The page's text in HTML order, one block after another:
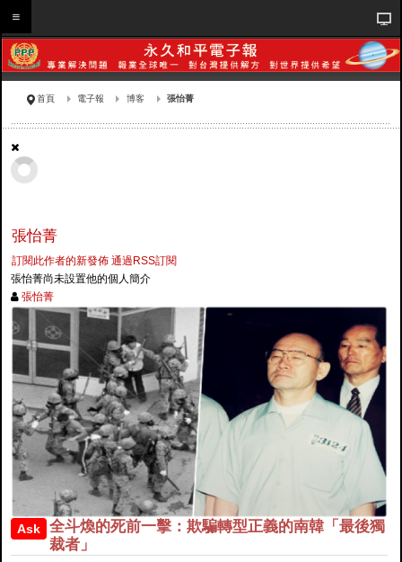
首頁 電子報 博客 張怡菁
張怡菁
訂閱此作者的新發佈 通過RSS訂閱
張怡菁尚未設置他的個人簡介
張怡菁
Ask
全斗煥的死前一擊：欺騙轉型正義的南韓「最後獨
裁者」